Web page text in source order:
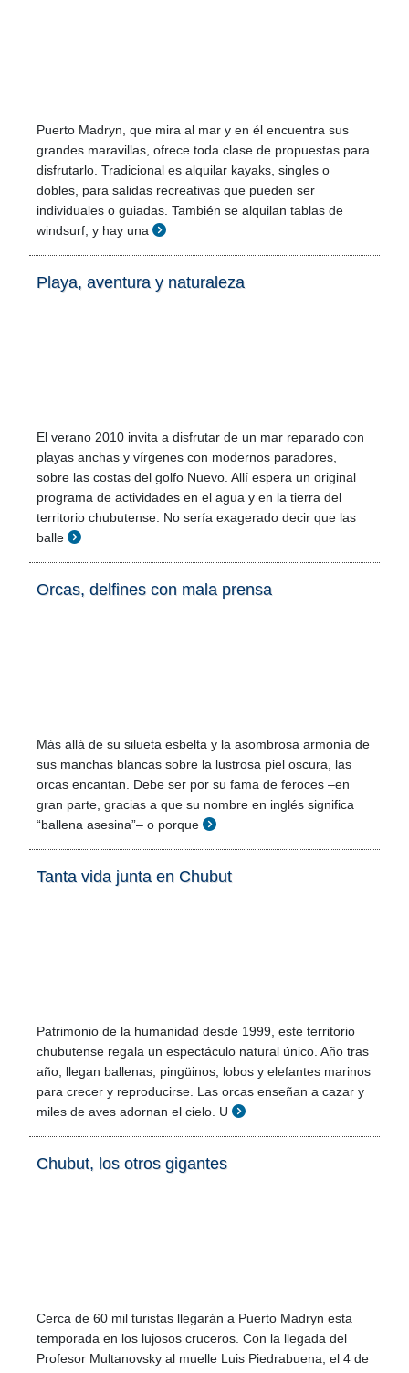
Puerto Madryn, que mira al mar y en él encuentra sus
grandes maravillas, ofrece toda clase de propuestas para
disfrutarlo. Tradicional es alquilar kayaks, singles o
dobles, para salidas recreativas que pueden ser
individuales o guiadas. También se alquilan tablas de
windsurf, y hay una
Playa, aventura y naturaleza
El verano 2010 invita a disfrutar de un mar reparado con
playas anchas y vírgenes con modernos paradores,
sobre las costas del golfo Nuevo. Allí espera un original
programa de actividades en el agua y en la tierra del
territorio chubutense. No sería exagerado decir que las
balle
Orcas, delfines con mala prensa
Más allá de su silueta esbelta y la asombrosa armonía de
sus manchas blancas sobre la lustrosa piel oscura, las
orcas encantan. Debe ser por su fama de feroces –en
gran parte, gracias a que su nombre en inglés significa
“ballena asesina”– o porque
Tanta vida junta en Chubut
Patrimonio de la humanidad desde 1999, este territorio
chubutense regala un espectáculo natural único. Año tras
año, llegan ballenas, pingüinos, lobos y elefantes marinos
para crecer y reproducirse. Las orcas enseñan a cazar y
miles de aves adornan el cielo. U
Chubut, los otros gigantes
Cerca de 60 mil turistas llegarán a Puerto Madryn esta
temporada en los lujosos cruceros. Con la llegada del
Profesor Multanovsky al muelle Luis Piedrabuena, el 4 de